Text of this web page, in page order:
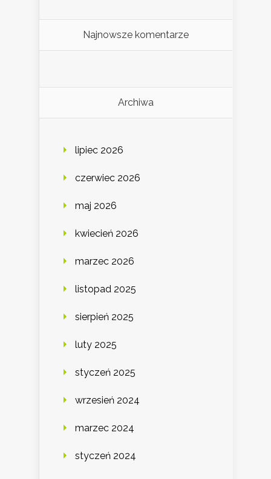
Najnowsze komentarze
Archiwa
lipiec 2026
czerwiec 2026
maj 2026
kwiecień 2026
marzec 2026
listopad 2025
sierpień 2025
luty 2025
styczeń 2025
wrzesień 2024
marzec 2024
styczeń 2024